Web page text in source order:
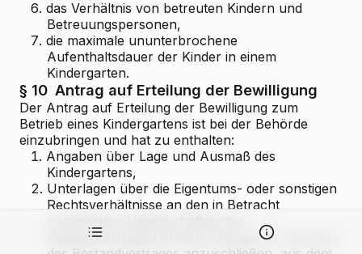
6. das Verhältnis von betreuten Kindern und
Betreuungspersonen,
7. die maximale ununterbrochene
Aufenthaltsdauer der Kinder in einem
Kindergarten.
§ 10 Antrag auf Erteilung der Bewilligung
Der Antrag auf Erteilung der Bewilligung zum
Betrieb eines Kindergartens ist bei der Behörde
einzubringen und hat zu enthalten:
1. Angaben über Lage und Ausmaß des
Kindergartens,
2. Unterlagen über die Eigentums- oder sonstigen
Rechtsverhältnisse an den in Betracht
Bestandverträgen ist dem Antrag eine Abschrift